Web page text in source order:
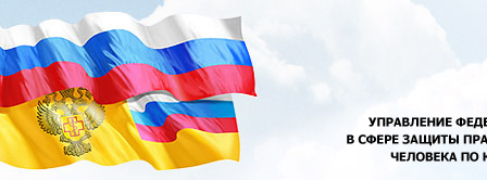
Перейти к основному содержанию